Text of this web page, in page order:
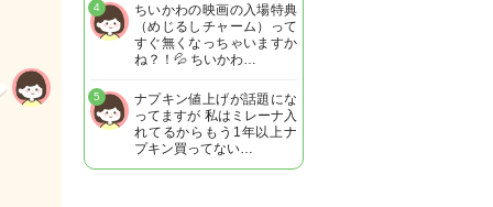
ちいかわの映画の入場特典
（めじるしチャーム）って
すぐ無くなっちゃいますか
ね？！💦 ちいかわ…
4
ナプキン値上げが話題にな
ってますが 私はミレーナ入
れてるからもう1年以上ナ
プキン買ってない…
5